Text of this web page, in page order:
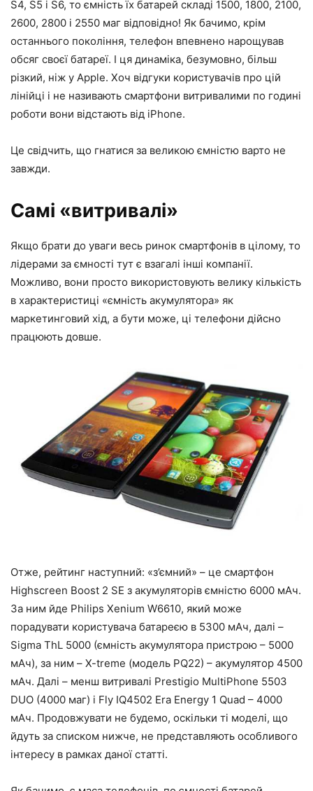
S4, S5 і S6, то ємність їх батарей складі 1500, 1800, 2100,
2600, 2800 і 2550 маг відповідно! Як бачимо, крім
останнього покоління, телефон впевнено нарощував
обсяг своєї батареї. І ця динаміка, безумовно, більш
різкий, ніж у Apple. Хоч відгуки користувачів про цій
лінійці і не називають смартфони витривалими по годині
роботи вони відстають від iPhone.
Це свідчить, що гнатися за великою ємністю варто не
завжди.
Самі «витривалі»
Якщо брати до уваги весь ринок смартфонів в цілому, то
лідерами за ємності тут є взагалі інші компанії.
Можливо, вони просто використовують велику кількість
в характеристиці «ємність акумулятора» як
маркетинговий хід, а бути може, ці телефони дійсно
працюють довше.
Отже, рейтинг наступний: «з’ємний» – це смартфон
Highscreen Boost 2 SE з акумуляторів ємністю 6000 мАч.
За ним йде Philips Xenium W6610, який може
порадувати користувача батареєю в 5300 мАч, далі –
Sigma ThL 5000 (ємність акумулятора пристрою – 5000
мАч), за ним – X-treme (модель PQ22) – акумулятор 4500
мАч. Далі – менш витривалі Prestigio MultiPhone 5503
DUO (4000 маг) і Fly IQ4502 Era Energy 1 Quad – 4000
мАч. Продовжувати не будемо, оскільки ті моделі, що
йдуть за списком нижче, не представляють особливого
інтересу в рамках даної статті.